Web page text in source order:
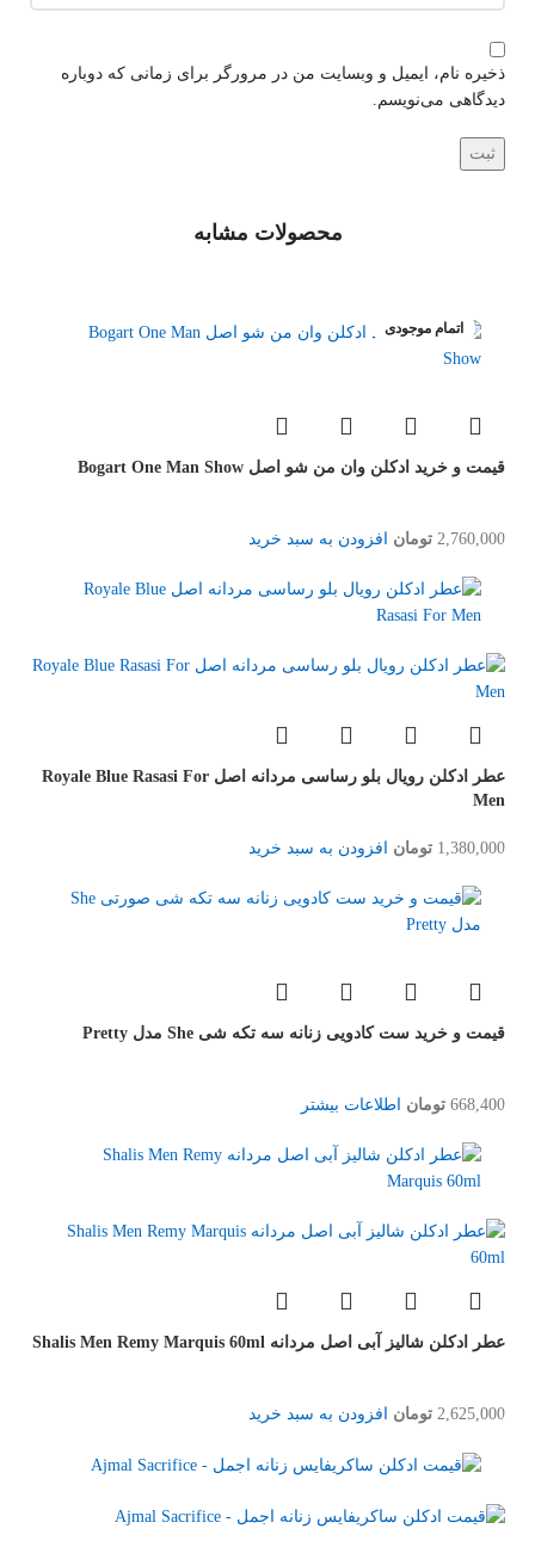
ذخیره نام، ایمیل و وبسایت من در مرورگر برای زمانی که دوباره
دیدگاهی می‌نویسم.
محصولات مشابه
قیمت و خرید ادکلن وان من شو اصل Bogart One Man Show
2,760,000 تومان افزودن به سبد خرید
عطر ادکلن رویال بلو رساسی مردانه اصل Royale Blue Rasasi For
Men
1,380,000 تومان افزودن به سبد خرید
اتمام موجودی
قیمت و خرید ست کادویی زنانه سه تکه شی She مدل Pretty
668,400 تومان اطلاعات بیشتر
عطر ادکلن شالیز آبی اصل مردانه Shalis Men Remy Marquis 60ml
2,625,000 تومان افزودن به سبد خرید
اتمام موجودی
اتمام موجودی